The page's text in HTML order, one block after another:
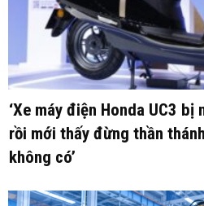
‘Xe máy điện Honda UC3
rồi mới thấy đừng thần
không có’